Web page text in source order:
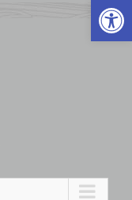
פתח סרגל נגישותדלג
לתוכן